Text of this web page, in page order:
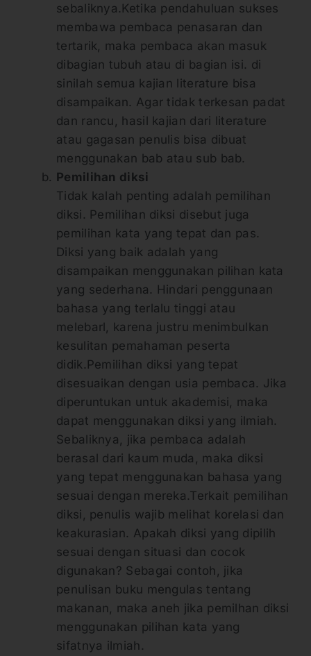
sebaliknya.Ketika pendahuluan sukses
membawa pembaca penasaran dan
tertarik, maka pembaca akan masuk
dibagian tubuh atau di bagian isi. di
sinilah semua kajian literature bisa
disampaikan. Agar tidak terkesan padat
dan rancu, hasil kajian dari literature
atau gagasan penulis bisa dibuat
menggunakan bab atau sub bab.
Pemilihan diksi
Tidak kalah penting adalah pemilihan
diksi. Pemilihan diksi disebut juga
pemilihan kata yang tepat dan pas.
Diksi yang baik adalah yang
disampaikan menggunakan pilihan kata
yang sederhana. Hindari penggunaan
bahasa yang terlalu tinggi atau
melebarl, karena justru menimbulkan
kesulitan pemahaman peserta
didik.Pemilihan diksi yang tepat
disesuaikan dengan usia pembaca. Jika
diperuntukan untuk akademisi, maka
dapat menggunakan diksi yang ilmiah.
Sebaliknya, jika pembaca adalah
berasal dari kaum muda, maka diksi
yang tepat menggunakan bahasa yang
sesuai dengan mereka.Terkait pemilihan
diksi, penulis wajib melihat korelasi dan
keakurasian. Apakah diksi yang dipilih
sesuai dengan situasi dan cocok
digunakan? Sebagai contoh, jika
penulisan buku mengulas tentang
makanan, maka aneh jika pemilhan diksi
menggunakan pilihan kata yang
sifatnya ilmiah.